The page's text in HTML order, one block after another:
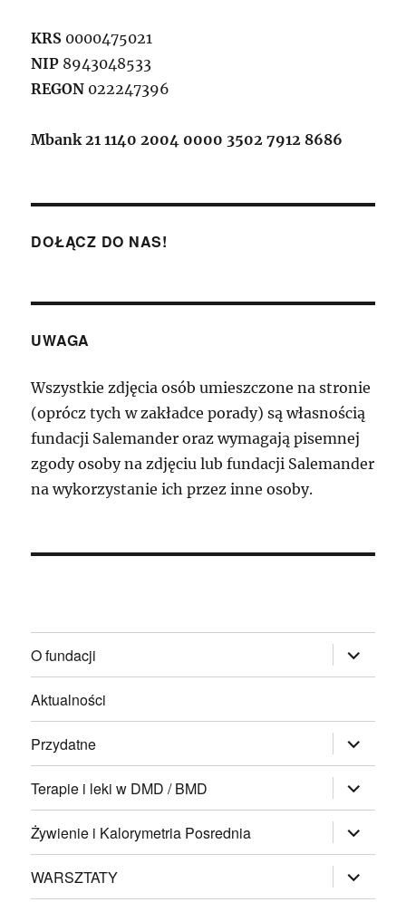
KRS 0000475021
NIP 8943048533
REGON 022247396
Mbank 21 1140 2004 0000 3502 7912 8686
DOŁĄCZ DO NAS!
UWAGA
Wszystkie zdjęcia osób umieszczone na stronie
(oprócz tych w zakładce porady) są własnością
fundacji Salemander oraz wymagają pisemnej
zgody osoby na zdjęciu lub fundacji Salemander
na wykorzystanie ich przez inne osoby.
O fundacji rozwiń
menu
potomne
Aktualności
Przydatne rozwiń
menu
potomne
Terapie i leki w DMD / BMD
rozwiń
menu
potomne
Żywienie i Kalorymetria Posrednia
rozwiń
menu
potomne
WARSZTATY
rozwiń
menu